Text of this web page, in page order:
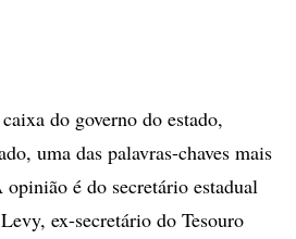
do governo do estado,
uma das palavras-chaves mais
opinião é do secretário estadual
ex-secretário do Tesouro